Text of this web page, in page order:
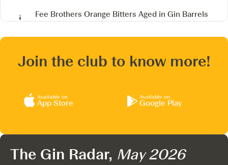
Fee Brothers Orange Bitters Aged in Gin Barrels
Join the club to know more!
Available on
App Store
Available on
Google Play
The Gin Radar, May 2026